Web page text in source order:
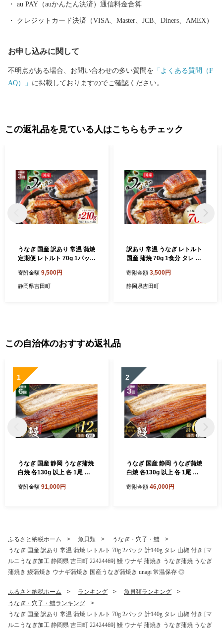
au PAY（auかんたん決済）通信料金合算
クレジットカード決済（VISA、Master、JCB、Diners、AMEX）
お申し込みに関して
不明点がある場合、お問い合わせの多い質問を 「よくある質問（F
AQ）」 に掲載しておりますのでご確認ください。
この返礼品を見ている人はこちらもチェック
うなぎ 国産 訳あり 常温 蒲焼
定期便 レトルト 70g 1パック
[マルニうなぎ加工 静岡県 吉
田町 22424470] 鰻 ウナギ 蒲
寄附金額 9,500円
静岡県吉田町
訳あり 常温 うなぎ レトルト
国産 蒲焼 70g 1食分 タレ 山
岡県 吉田町 22424263] 鰻 ウ
ナギ 蒲焼き 常温保存 レトル
寄附金額 3,500円
静岡県吉田町
この自治体のおすすめ返礼品
1
うなぎ 国産 静岡 うなぎ蒲焼
白焼 各130g 以上 各 1尾 計 2
[大井川うなぎ 静岡県 吉田町
寄附金額 91,000円
2
うなぎ 国産 静岡 うなぎ蒲焼
白焼 各130g 以上 各 1尾 計 2
[大井川うなぎ 静岡県 吉田町
寄附金額 46,000円
ふるさと納税ホーム 魚貝類
うなぎ・穴子・鱧
うなぎ 国産 訳あり 常温 蒲焼 レトルト 70g 2パック 計140g タレ 山椒 付き [マ
ルニうなぎ加工 静岡県 吉田町 22424469] 鰻 ウナギ 蒲焼き うなぎ蒲焼 うなぎ
蒲焼き 鰻蒲焼き ウナギ蒲焼き 国産うなぎ蒲焼き unagi 常温保存 ◎
ふるさと納税ホーム ランキング
魚貝類ランキング
うなぎ・穴子・鱧ランキング
うなぎ 国産 訳あり 常温 蒲焼 レトルト 70g 2パック 計140g タレ 山椒 付き [マ
ルニうなぎ加工 静岡県 吉田町 22424469] 鰻 ウナギ 蒲焼き うなぎ蒲焼 うなぎ